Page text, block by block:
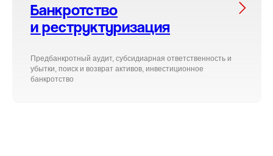
Банкротство
и реструктуризация
Предбанкротный аудит, субсидиарная ответственность и
убытки, поиск и возврат активов, инвестиционное
банкротство